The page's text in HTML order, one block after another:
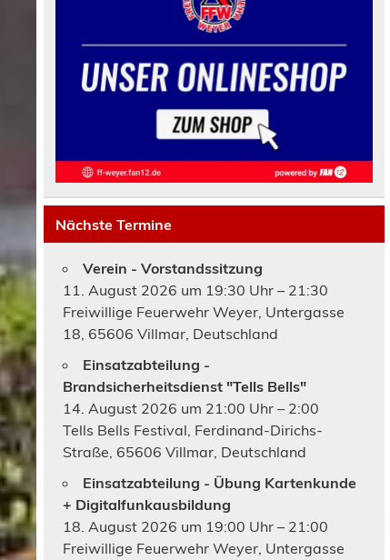
Nächste Termine
Verein - Vorstandssitzung
11. August 2026 um 19:30 Uhr – 21:30
Freiwillige Feuerwehr Weyer, Untergasse
18, 65606 Villmar, Deutschland
Einsatzabteilung -
Brandsicherheitsdienst "Tells Bells"
14. August 2026 um 21:00 Uhr – 2:00
Tells Bells Festival, Ferdinand-Dirichs-
Straße, 65606 Villmar, Deutschland
Einsatzabteilung - Übung Kartenkunde
+ Digitalfunkausbildung
18. August 2026 um 19:00 Uhr – 21:00
Freiwillige Feuerwehr Weyer, Untergasse